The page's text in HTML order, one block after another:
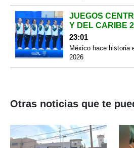
JUEGOS
Y DEL CARIBE
23:01
México hace historia
2026
Otras noticias que te